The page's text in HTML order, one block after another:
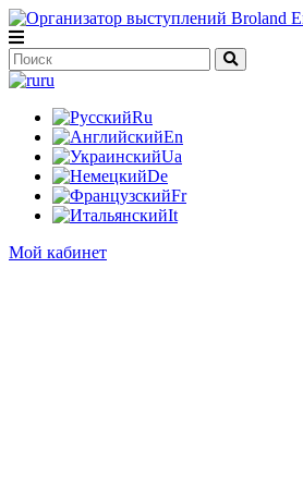
ru
Ru
En
Ua
De
Fr
It
Мой кабинет